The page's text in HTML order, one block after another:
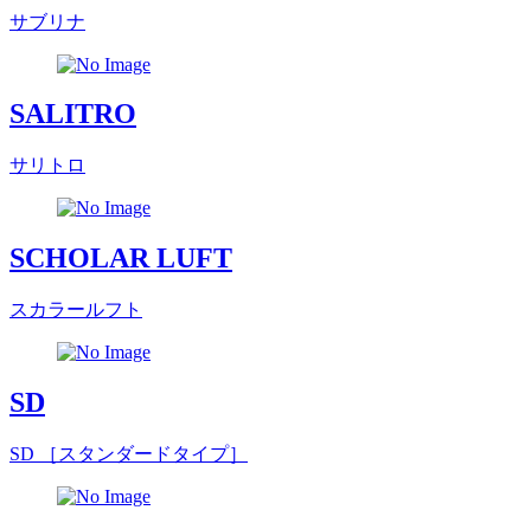
サブリナ
SALITRO
サリトロ
SCHOLAR LUFT
スカラールフト
SD
SD ［スタンダードタイプ］